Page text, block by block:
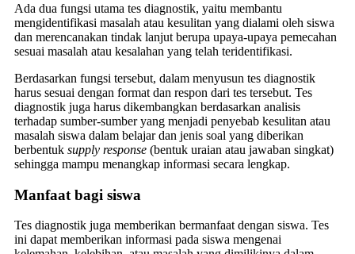
Ada dua fungsi utama tes diagnostik, yaitu membantu
mengidentifikasi masalah atau kesulitan yang dialami oleh siswa
dan merencanakan tindak lanjut berupa upaya-upaya pemecahan
sesuai masalah atau kesalahan yang telah teridentifikasi.
Berdasarkan fungsi tersebut, dalam menyusun tes diagnostik
harus sesuai dengan format dan respon dari tes tersebut. Tes
diagnostik juga harus dikembangkan berdasarkan analisis
terhadap sumber-sumber yang menjadi penyebab kesulitan atau
masalah siswa dalam belajar dan jenis soal yang diberikan
berbentuk supply response (bentuk uraian atau jawaban singkat)
sehingga mampu menangkap informasi secara lengkap.
Manfaat bagi siswa
Tes diagnostik juga memberikan bermanfaat dengan siswa. Tes
ini dapat memberikan informasi pada siswa mengenai